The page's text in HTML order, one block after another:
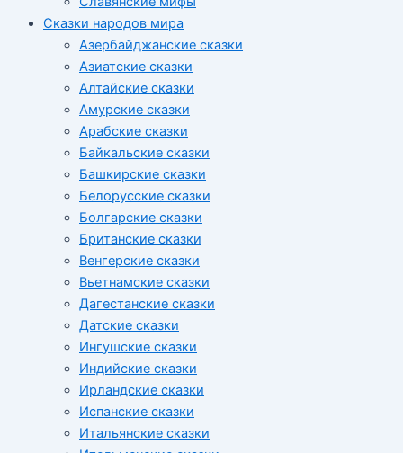
Сказки народов мира
Азербайджанские сказки
Азиатские сказки
Алтайские сказки
Амурские сказки
Арабские сказки
Байкальские сказки
Башкирские сказки
Белорусские сказки
Болгарские сказки
Британские сказки
Венгерские сказки
Вьетнамские сказки
Дагестанские сказки
Датские сказки
Ингушские сказки
Индийские сказки
Ирландские сказки
Испанские сказки
Итальянские сказки